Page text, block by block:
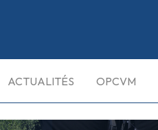
ACTUALITÉS OPCVM